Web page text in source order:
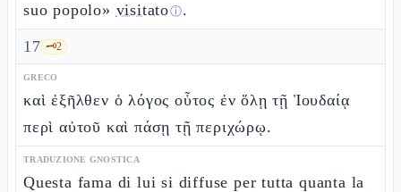
suo popolo» visitatoⓘ.
17 🗝️2
GRECO
καὶ ἐξῆλθεν ὁ λόγος οὗτος ἐν ὅλῃ τῇ Ἰουδαίᾳ
περὶ αὐτοῦ καὶ πάσῃ τῇ περιχώρῳ.
TRADUZIONE GNOSTICA
Questa fama di lui si diffuse per tutta quanta la